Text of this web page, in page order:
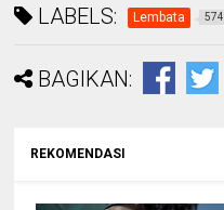
LABELS: Lembata 574
BAGIKAN:
REKOMENDASI